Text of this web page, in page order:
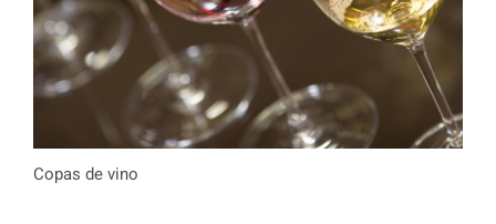
Copas de vino